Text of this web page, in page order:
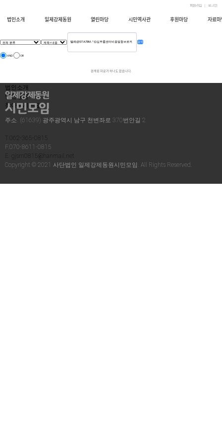
회원가입 로그인
법인소개 일제강제동원 열린마당 시민역사관 후원마당 자료마
검색
AND OR
검색된 자료가 하나도 없습니다.
법인소개
법인정관
찾아오시는 길
주소. (61639) 광주광역시 남구 천변좌로 370번안길 2
T.062-365-0815
F.070-8611-0815
E. gjsm0815@hanmail.net
Copyright © 2021 사단법인 일제강제동원시민모임. All Rights Reserved.